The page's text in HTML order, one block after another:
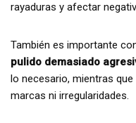
rayaduras y afectar
También es importante
pulido demasiado
lo necesario, mientras
marcas ni irregularidades.